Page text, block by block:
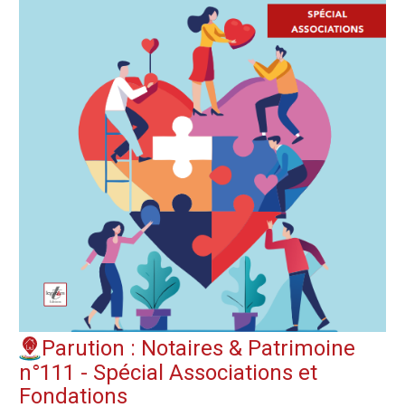
Parution : Notaires & Patrimoine
n°111 - Spécial Associations et
Fondations